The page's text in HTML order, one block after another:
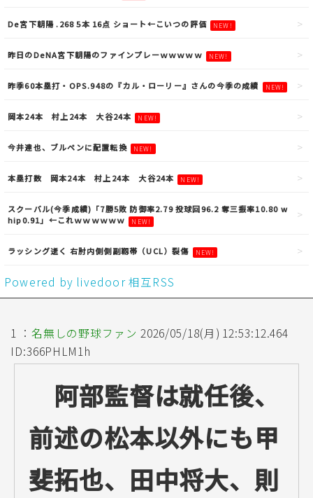
De宮下朝陽 .268 5本 16点 ショート←こいつの評価 NEW!
昨日のDeNA宮下朝陽のファインプレーｗｗｗｗｗ NEW!
昨季60本塁打・OPS.948の『カル・ローリー』さんの今季の成績 NEW!
岡本24本 村上24本 大谷24本 NEW!
今井達也、ブルペンに配置転換 NEW!
本塁打数 岡本24本 村上24本 大谷24本 NEW!
スクーバル(今季成績)「7勝5敗 防御率2.79 投球回96.2 奪三振率10.80 w
hip0.91」←これｗｗｗｗｗｗ
NEW!
ラッシング逝く 右肘内側側副靱帯（UCL）裂傷 NEW!
Powered by livedoor 相互RSS
1 ： 名無しの野球ファン 2026/05/18(月) 12:53:12.464
ID:366PHLM1h
阿部監督は就任後、
前述の松本以外にも甲
斐拓也、田中将大、則